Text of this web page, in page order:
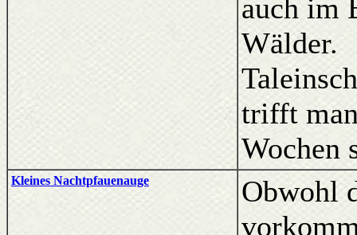
auch im
trifft
Wochen
Kleines Nachtpfauenauge
Obwohl